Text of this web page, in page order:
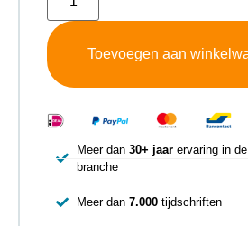
Toevoegen aan
Meer dan 30+ jaarervaring in
branche
Meer dan 7.000tijdschriften